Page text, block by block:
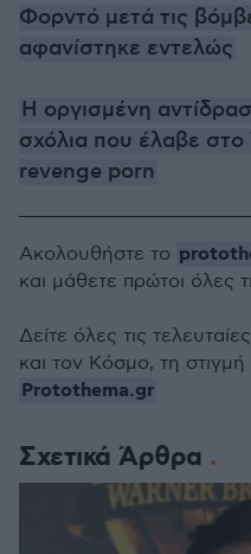
Φορντό μετά τις
αφανίστηκε εντελώς
Η οργισμένη
σχόλια που έλαβε
revenge porn
Σχετικά Άρθρα
Ακολουθήστε το
και μάθετε πρώτοι όλες
Δείτε όλες τις τελευταίες
και τον Κόσμο, τη
Protothema.gr